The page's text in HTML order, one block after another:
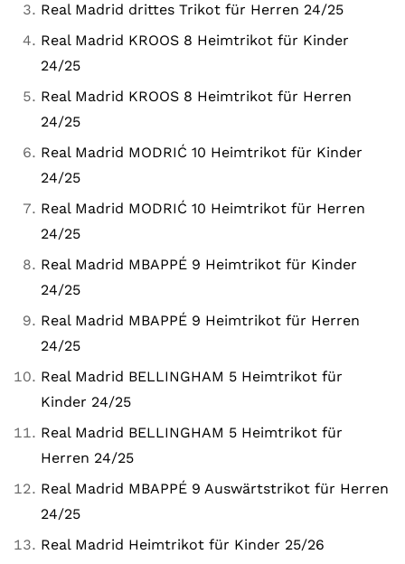
Real Madrid drittes Trikot für Herren 24/25
Real Madrid KROOS 8 Heimtrikot für Kinder
24/25
Real Madrid KROOS 8 Heimtrikot für Herren
24/25
Real Madrid MODRIĆ 10 Heimtrikot für Kinder
24/25
Real Madrid MODRIĆ 10 Heimtrikot für Herren
24/25
Real Madrid MBAPPÉ 9 Heimtrikot für Kinder
24/25
Real Madrid MBAPPÉ 9 Heimtrikot für Herren
24/25
Real Madrid BELLINGHAM 5 Heimtrikot für
Kinder 24/25
Real Madrid BELLINGHAM 5 Heimtrikot für
Herren 24/25
Real Madrid MBAPPÉ 9 Auswärtstrikot für Herren
24/25
Real Madrid Heimtrikot für Kinder 25/26